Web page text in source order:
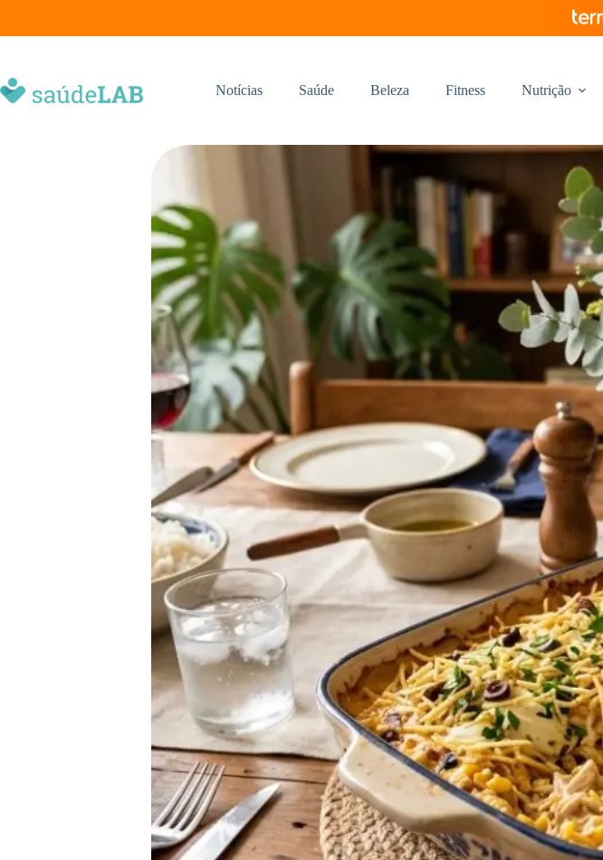
Notícias Saúde Beleza Fitness Nutrição